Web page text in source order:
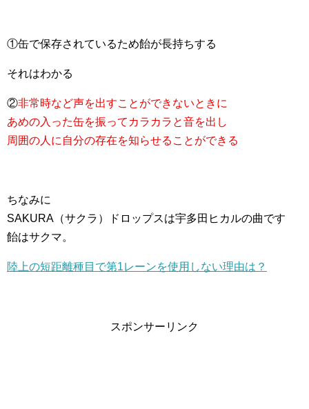
①缶で保存されているため飴が長持ちする
それはわかる
②非常時など声を出すことができないときに
あめの入った缶を振ってカラカラと音を出し
周囲の人に自分の存在を知らせることができる
ちなみに
SAKURA（サクラ）ドロップスは宇多田ヒカルの曲です
飴はサクマ。
陸上の短距離種目で第1レーンを使用しない理由は？
スポンサーリンク